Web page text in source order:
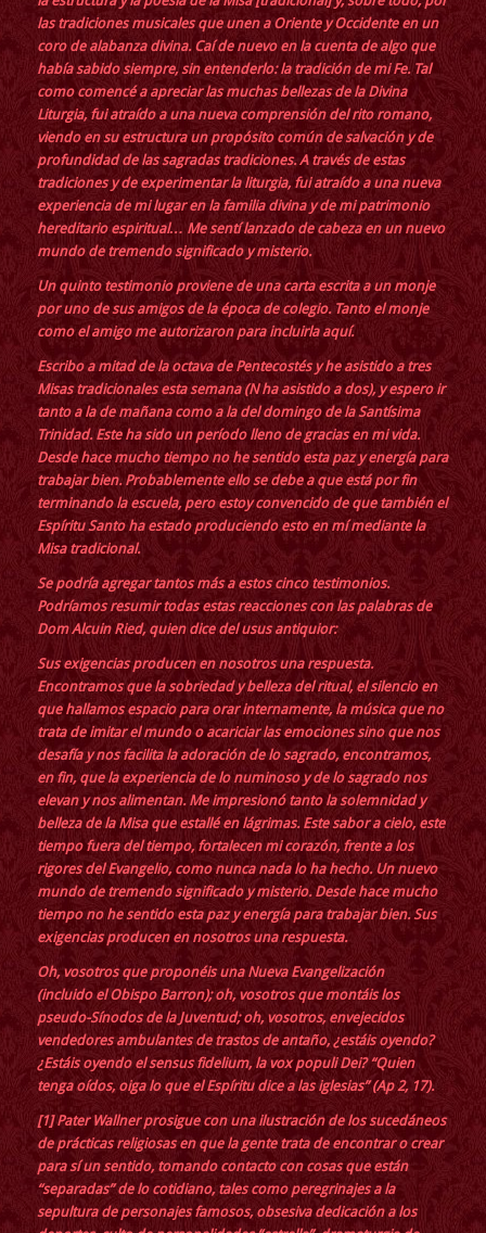
las tradiciones musicales que unen a Oriente y Occidente en un
coro de alabanza divina. Caí de nuevo en la cuenta de algo que
había sabido siempre, sin entenderlo: la tradición de mi Fe. Tal
como comencé a apreciar las muchas bellezas de la Divina
Liturgia, fui atraído a una nueva comprensión del rito romano,
viendo en su estructura un propósito común de salvación y de
profundidad de las sagradas tradiciones. A través de estas
tradiciones y de experimentar la liturgia, fui atraído a una nueva
experiencia de mi lugar en la familia divina y de mi patrimonio
hereditario espiritual… Me sentí lanzado de cabeza en un nuevo
mundo de tremendo significado y misterio.
Un quinto testimonio proviene de una carta escrita a un monje
por uno de sus amigos de la época de colegio. Tanto el monje
como el amigo me autorizaron para incluirla aquí.
Escribo a mitad de la octava de Pentecostés y he asistido a tres
Misas tradicionales esta semana (N ha asistido a dos), y espero ir
tanto a la de mañana como a la del domingo de la Santísima
Trinidad. Este ha sido un período lleno de gracias en mi vida.
Desde hace mucho tiempo no he sentido esta paz y energía para
trabajar bien. Probablemente ello se debe a que está por fin
terminando la escuela, pero estoy convencido de que también el
Espíritu Santo ha estado produciendo esto en mí mediante la
Misa tradicional.
Se podría agregar tantos más a estos cinco testimonios.
Podríamos resumir todas estas reacciones con las palabras de
Dom Alcuin Ried, quien dice del usus antiquior:
Sus exigencias producen en nosotros una respuesta.
Encontramos que la sobriedad y belleza del ritual, el silencio en
que hallamos espacio para orar internamente, la música que no
trata de imitar el mundo o acariciar las emociones sino que nos
desafía y nos facilita la adoración de lo sagrado, encontramos,
en fin, que la experiencia de lo numinoso y de lo sagrado nos
elevan y nos alimentan. Me impresionó tanto la solemnidad y
belleza de la Misa que estallé en lágrimas. Este sabor a cielo, este
tiempo fuera del tiempo, fortalecen mi corazón, frente a los
rigores del Evangelio, como nunca nada lo ha hecho. Un nuevo
mundo de tremendo significado y misterio. Desde hace mucho
tiempo no he sentido esta paz y energía para trabajar bien. Sus
exigencias producen en nosotros una respuesta.
Oh, vosotros que proponéis una Nueva Evangelización
(incluido el Obispo Barron); oh, vosotros que montáis los
pseudo-Sínodos de la Juventud; oh, vosotros, envejecidos
vendedores ambulantes de trastos de antaño, ¿estáis oyendo?
¿Estáis oyendo el sensus fidelium, la vox populi Dei? “Quien
tenga oídos, oiga lo que el Espíritu dice a las iglesias” (Ap 2, 17).
[1]Pater Wallner prosigue con una ilustración de los sucedáneos
de prácticas religiosas en que la gente trata de encontrar o crear
para sí un sentido, tomando contacto con cosas que están
“separadas” de lo cotidiano, tales como peregrinajes a la
sepultura de personajes famosos, obsesiva dedicación a los